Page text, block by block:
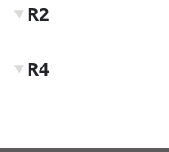
R2
▼
R4
▼